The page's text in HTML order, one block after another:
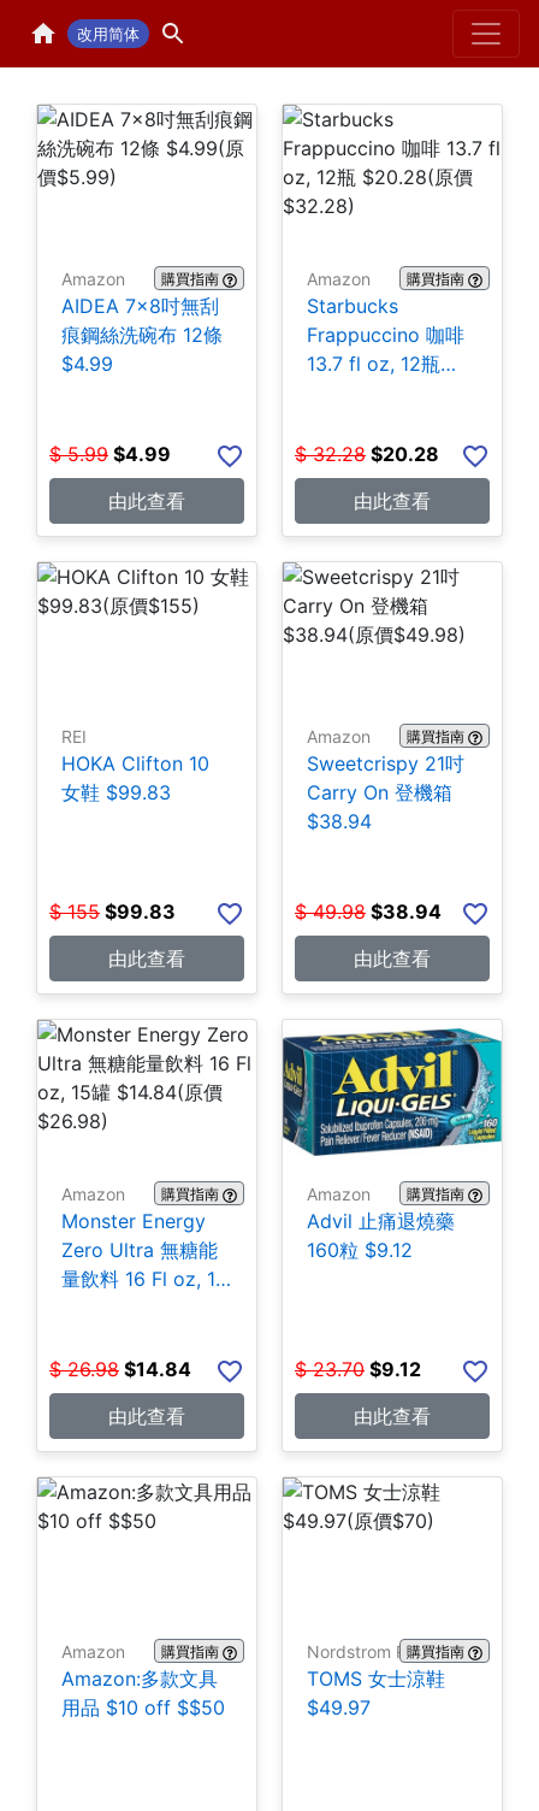
改用简体 Home
Amazon 購買指南
AIDEA 7×8吋無刮
痕鋼絲洗碗布 12條
$4.99
$ 5.99 $4.99
由此查看
Amazon 購買指南
Starbucks
Frappuccino 咖啡
13.7 fl oz, 12瓶
$ 32.28 $20.28
由此查看
REI
HOKA Clifton 10
女鞋 $99.83
$ 155 $99.83
由此查看
Amazon 購買指南
Sweetcrispy 21吋
Carry On 登機箱
$38.94
$ 49.98 $38.94
由此查看
Amazon 購買指南
Monster Energy
Zero Ultra 無糖能
量飲料 16 Fl oz, 15
$ 26.98 $14.84
由此查看
Amazon 購買指南
Advil 止痛退燒藥
160粒 $9.12
$ 23.70 $9.12
由此查看
Amazon 購買指南
Amazon:多款文具
用品 $10 off $$50
Nordstrom Rack購買指南
TOMS 女士涼鞋
$49.97